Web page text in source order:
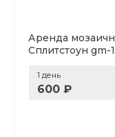
Аренда
Сплитстоун gm-
1 день
600 ₽